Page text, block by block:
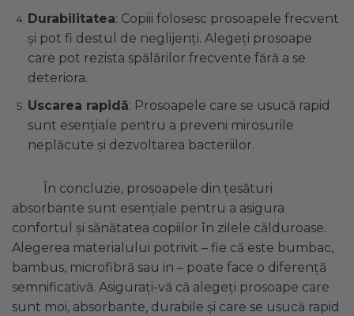
Durabilitatea: Copiii folosesc prosoapele frecvent
și pot fi destul de neglijenți. Alegeți prosoape
care pot rezista spălărilor frecvente fără a se
deteriora.
Uscarea rapidă: Prosoapele care se usucă rapid
sunt esențiale pentru a preveni mirosurile
neplăcute și dezvoltarea bacteriilor.
În concluzie, prosoapele din țesături
absorbante sunt esențiale pentru a asigura
confortul și sănătatea copiilor în zilele călduroase.
Alegerea materialului potrivit – fie că este bumbac,
bambus, microfibră sau in – poate face o diferență
semnificativă. Asigurați-vă că alegeți prosoape care
sunt moi, absorbante, durabile și care se usucă rapid